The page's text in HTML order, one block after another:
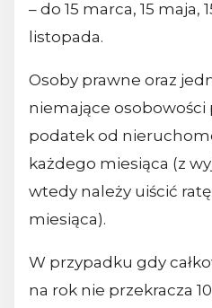
– do 15 marca, 15 maja,
listopada.
Osoby prawne oraz
niemające osobowości
podatek od
każdego miesiąca (z
wtedy należy uiścić
miesiąca).
W przypadku gdy
na rok nie przekracza